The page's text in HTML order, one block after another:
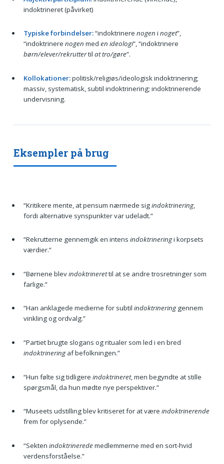
indoktrineret (påvirket)
Typiske forbindelser:“indoktrinere nogen i noget”,
“indoktrinere nogen med en ideologi”, “indoktrinere
børn/elever/rekruttertil at tro/gøre”.
Kollokationer:politisk/religiøs/ideologisk indoktrinering;
massiv, systematisk, subtil indoktrinering; indoktrinerende
undervisning.
Eksempler på brug
“Kritikere mente, at pensum nærmede sigindoktrinering,
fordi alternative synspunkter var udeladt.”
“Rekrutterne gennemgik en intens indoktrineringi korpsets
værdier.”
“Børnene blevindoktrinerettil at se andre trosretninger som
farlige.”
“Han anklagede medierne for subtil indoktrineringgennem
vinkling og ordvalg.”
“Partiet brugte slogans og ritualer som led i en bred
indoktrineringaf befolkningen.”
“Hun følte sig tidligere indoktrineret, men begyndte at stille
spørgsmål, da hun mødte nye perspektiver.”
“Museets udstilling blev kritiseret for at være indoktrinerende
frem for oplysende.”
“Sekten indoktrineredemedlemmerne med en sort-hvid
verdensforståelse.”